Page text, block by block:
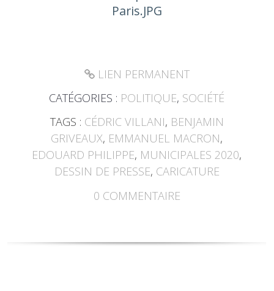
LIEN PERMANENT
CATÉGORIES : POLITIQUE, SOCIÉTÉ
TAGS : CÉDRIC VILLANI, BENJAMIN
GRIVEAUX, EMMANUEL MACRON,
EDOUARD PHILIPPE, MUNICIPALES 2020,
DESSIN DE PRESSE, CARICATURE
0 COMMENTAIRE